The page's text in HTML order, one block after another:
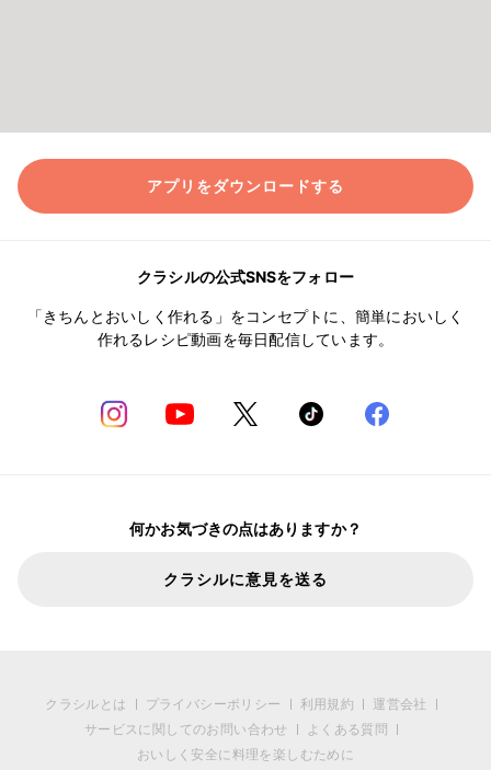
アプリをダウンロードする
クラシルの公式SNSをフォロー
「きちんとおいしく作れる」をコンセプトに、簡単においしく
作れるレシピ動画を毎日配信しています。
何かお気づきの点はありますか？
クラシルに意見を送る
クラシルとは プライバシーポリシー 利用規約
運営会社
サービスに関してのお問い合わせ
よくある質問
おいしく安全に料理を楽しむために